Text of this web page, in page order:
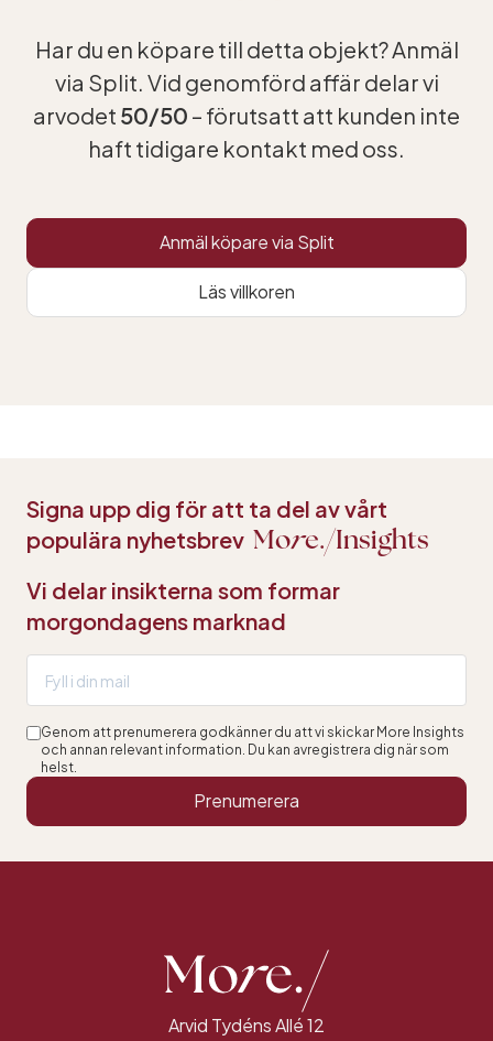
Har du en köpare till detta objekt? Anmäl
via Split. Vid genomförd affär delar vi
arvodet 50/50 – förutsatt att kunden inte
haft tidigare kontakt med oss.
Läs villkoren
Anmäl köpare via Split
Signa upp dig för att ta del av vårt
populära nyhetsbrev More. Insights
Vi delar insikterna som formar
morgondagens marknad
Genom att prenumerera godkänner du att vi skickar More Insights
och annan relevant information. Du kan avregistrera dig när som
helst.
Prenumerera
Arvid Tydéns Allé 12